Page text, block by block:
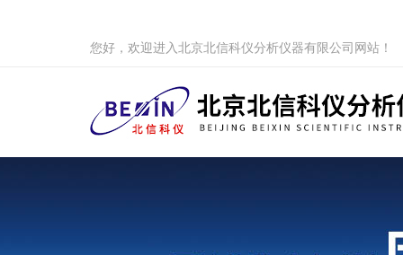
您好，欢迎进入北京北信科仪分析仪器有限公司网站！